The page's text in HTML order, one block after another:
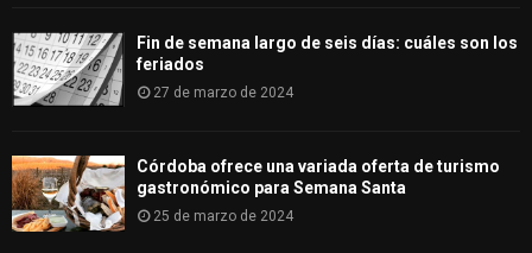
Fin de semana largo de seis días: cuáles son los
feriados
27 de marzo de 2024
Córdoba ofrece una variada oferta de turismo
gastronómico para Semana Santa
25 de marzo de 2024